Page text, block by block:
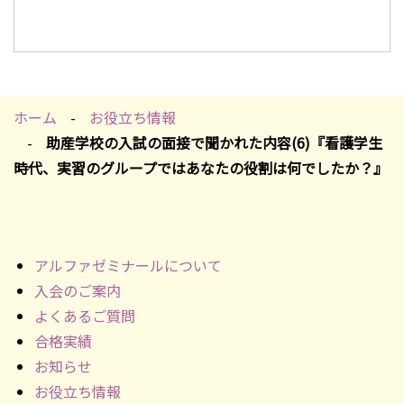
ホーム
お役立ち情報
助産学校の入試の面接で聞かれた内容(6)『看護学生
時代、実習のグループではあなたの役割は何でしたか？』
アルファゼミナールについて
入会のご案内
よくあるご質問
合格実績
お知らせ
お役立ち情報